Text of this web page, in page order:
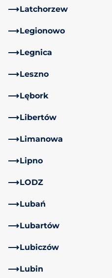
Latchorzew
Legionowo
Legnica
Leszno
Lębork
Libertów
Limanowa
Lipno
LODZ
Lubań
Lubartów
Lubiczów
Lubin